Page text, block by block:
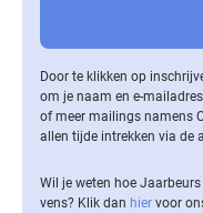
Door te klikken op
om je naam en e-
of meer mailings namens
allen tijde intrekken via de
Wil je weten hoe
vens? Klik dan hier voor